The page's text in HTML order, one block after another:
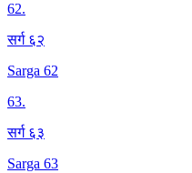
62.
सर्ग ६२
Sarga 62
63.
सर्ग ६३
Sarga 63